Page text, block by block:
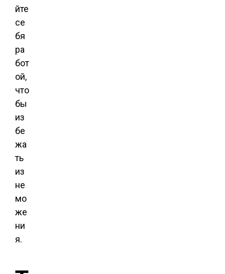
йте
се
бя
ра
бот
ой,
что
бы
из
бе
жа
ть
из
не
мо
же
ни
я.